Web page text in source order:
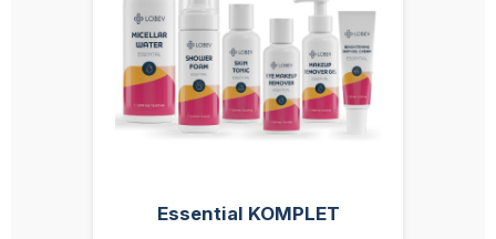
Essential KOMPLET